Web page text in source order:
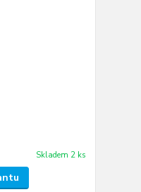
Skladem 2 ks